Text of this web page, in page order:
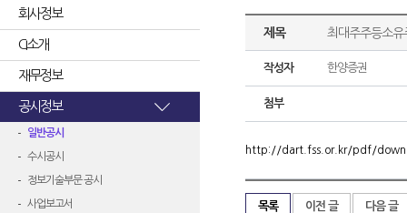
회사정보
CI소개
재무정보
공시정보
일반공시
수시공시
정보기술부문 공시
사업보고서
제목 최대주주등소유
작성자 한양증권
첨부
http://dart.fss.or.kr/pdf/
목록 이전 글 다음 글